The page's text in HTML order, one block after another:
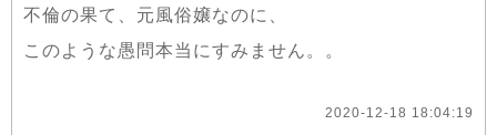
不倫の果て、元風俗嬢なのに、
このような愚問本当にすみません。。
2020-12-18 18:04:19